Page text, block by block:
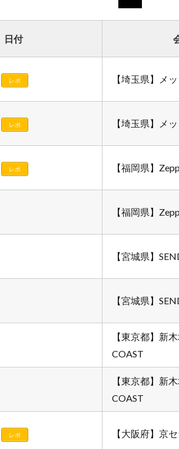
日付
レポ 【埼玉県】メ
レポ 【埼玉県】メ
レポ 【福岡県】
【福岡県】
【宮城県】
【宮城県】
【東京都】新
COAST
【東京都】新
COAST
レポ 【大阪府】京